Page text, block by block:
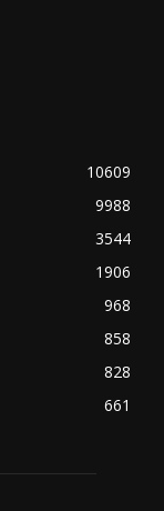
10609
9988
3544
1906
968
858
828
661